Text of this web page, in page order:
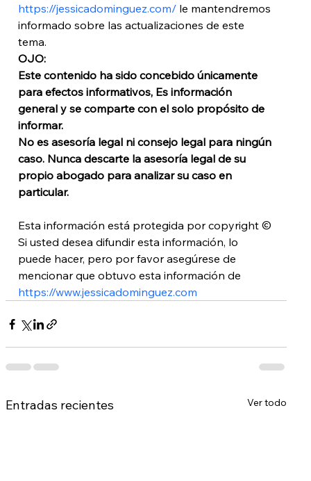
https://jessicadominguez.com/ le mantendremos
informado sobre las actualizaciones de este
tema.
OJO:
Este contenido ha sido concebido únicamente
para efectos informativos, Es información
general y se comparte con el solo propósito de
informar.
No es asesoría legal ni consejo legal para ningún
caso. Nunca descarte la asesoría legal de su
propio abogado para analizar su caso en
particular.
Esta información está protegida por copyright ©
Si usted desea difundir esta información, lo
puede hacer, pero por favor asegúrese de
mencionar que obtuvo esta información de
https://www.jessicadominguez.com
Entradas recientes Ver todo